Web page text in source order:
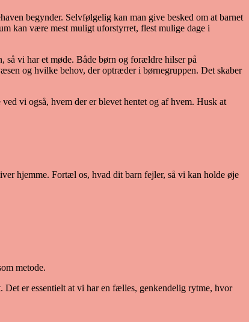
begynder. Selvfølgelig kan man give besked om at barnet
kan være mest muligt uforstyrret, flest mulige dage i
så vi har et møde. Både børn og forældre hilser på
og hvilke behov, der optræder i børnegruppen. Det skaber
vi også, hvem der er blevet hentet og af hvem. Husk at
hjemme. Fortæl os, hvad dit barn fejler, så vi kan holde øje
metode.
er essentielt at vi har en fælles, genkendelig rytme, hvor